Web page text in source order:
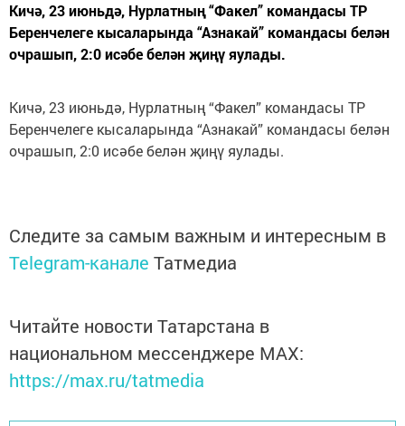
Кичә, 23 июньдә, Нурлатның “Факел” командасы ТР
Беренчелеге кысаларында “Азнакай” командасы белән
очрашып, 2:0 исәбе белән җиңү яулады.
Кичә, 23 июньдә, Нурлатның “Факел” командасы ТР
Беренчелеге кысаларында “Азнакай” командасы белән
очрашып, 2:0 исәбе белән җиңү яулады.
Следите за самым важным и интересным в
Telegram-канале Татмедиа
Читайте новости Татарстана в
национальном мессенджере MАХ:
https://max.ru/tatmedia